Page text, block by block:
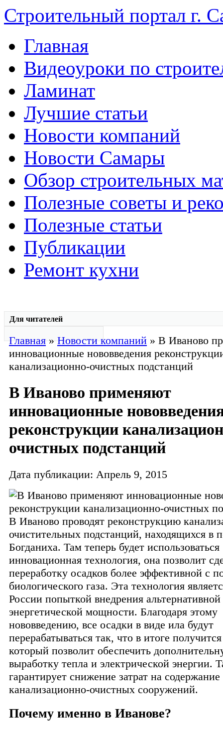
Строительный портал г.
Главная
Видеоуроки по
Ламинат
Лучшие статьи
Новости компаний
Новости Самары
Обзор строительных
Полезные советы и
Полезные статьи
Публикации
Ремонт кухни
Для читателей
Главная»Новости компаний » В Иваново
инновационные нововведения
канализационно-очистных подстанций
В Иваново применяют
инновационные
реконструкции
очистных подстанций
Дата публикации: Апрель 9, 2015
В Иваново проводят реконструкцию
очистительных подстанций, находящихся в
Богданиха. Там теперь будет использоваться
инновационная технология, она позволит
переработку осадков более эффективной с
биологического газа. Эта технология
России попыткой внедрения альтернативной
энергетической мощности. Благодаря этому
нововведению, все осадки в виде ила будут
перерабатываться так, что в итоге
который позволит обеспечить
выработку тепла и электрической энергии.
гарантирует снижение затрат на содержание
канализационно-очистных сооружений.
Почему именно в Иванове?